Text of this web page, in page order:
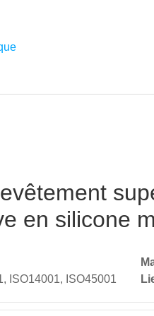
en silicone
ISO14001, ISO45001